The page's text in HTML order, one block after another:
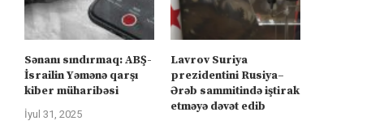
Sənanı sındırmaq: ABŞ-
İsrailin Yəmənə qarşı
kiber müharibəsi
İyul 31, 2025
Lavrov Suriya
prezidentini Rusiya–
Ərəb sammitində iştirak
etməyə dəvət edib